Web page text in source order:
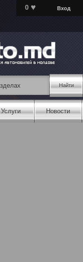
0 ♥ Вход
Найти
Услуги Новости